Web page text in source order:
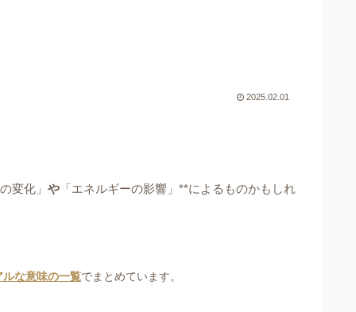
2025.02.01
変化」 や 「エネルギーの影響」**によるものかもしれ
な意味の一覧でまとめています。